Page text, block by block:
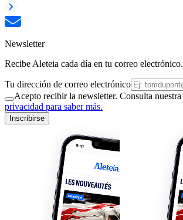
Newsletter
Recibe Aleteia cada día en tu correo electrónico.
Tu dirección de correo electrónico
Acepto recibir la newsletter. Consulta nuestra
privacidad para saber más.
Inscribirse